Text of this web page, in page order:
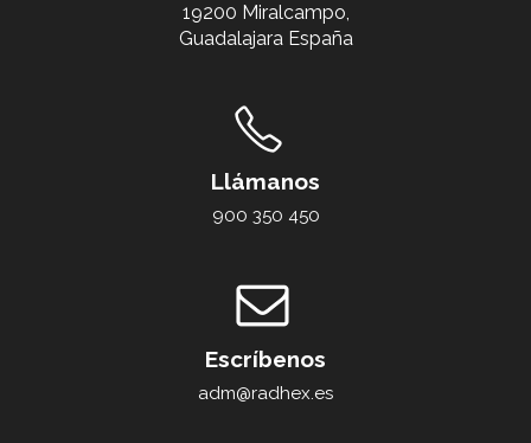
19200 Miralcampo,
Guadalajara España
Llámanos
900 350 450
Escríbenos
adm@radhex.es